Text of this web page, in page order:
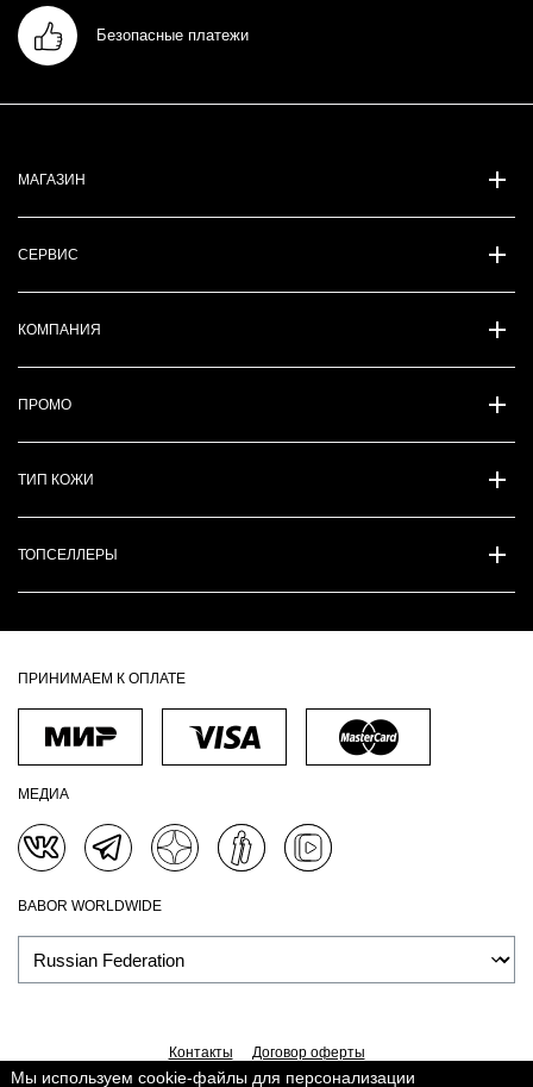
Безопасные платежи
МАГАЗИН
СЕРВИС
КОМПАНИЯ
ПРОМО
ТИП КОЖИ
ТОПСЕЛЛЕРЫ
ПРИНИМАЕМ К ОПЛАТЕ
МЕДИА
BABOR WORLDWIDE
Контакты
Договор оферты
Политика обработки персональных данных
Доставка
Мы используем cookie-файлы для персонализации